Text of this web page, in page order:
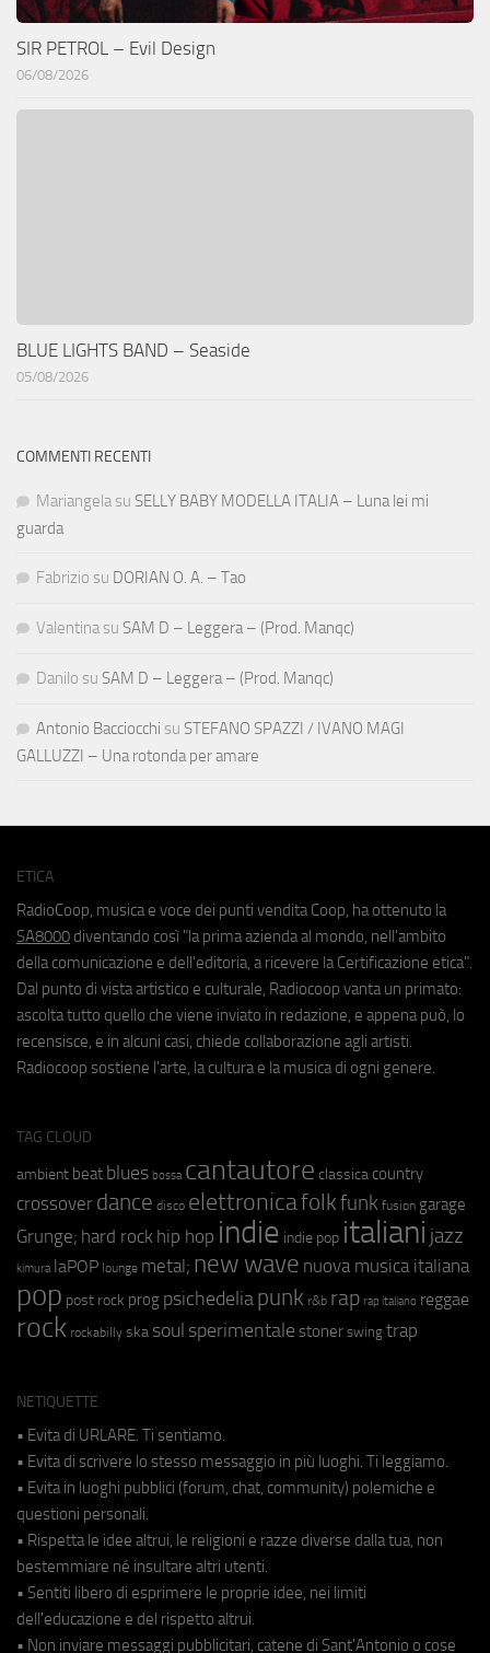
SIR PETROL – Evil Design
06/08/2026
BLUE LIGHTS BAND – Seaside
05/08/2026
COMMENTI RECENTI
Mariangela su SELLY BABY MODELLA ITALIA – Luna lei mi
guarda
Fabrizio su DORIAN O. A. – Tao
Valentina su SAM D – Leggera – (Prod. Manqc)
Danilo su SAM D – Leggera – (Prod. Manqc)
Antonio Bacciocchi su STEFANO SPAZZI / IVANO MAGI
GALLUZZI – Una rotonda per amare
ETICA
RadioCoop, musica e voce dei punti vendita Coop, ha ottenuto la
SA8000 diventando così "la prima azienda al mondo, nell'ambito
della comunicazione e dell'editoria, a ricevere la Certificazione etica".
Dal punto di vista artistico e culturale, Radiocoop vanta un primato:
ascolta tutto quello che viene inviato in redazione, e appena può, lo
recensisce, e in alcuni casi, chiede collaborazione agli artisti.
Radiocoop sostiene l'arte, la cultura e la musica di ogni genere.
TAG CLOUD
ambient beat blues bossa cantautore classica country
crossover dance disco elettronicafolkfunk fusion garage
Grunge; hard rock hip hop indie indie pop italiani jazz
kimura laPOP lounge metal; new wave nuova musica italiana
pop post rock prog psichedeliapunk r&b rap rap italiano reggae
rock rockabilly ska soul sperimentale stoner swing trap
NETIQUETTE
• Evita di URLARE. Ti sentiamo.
• Evita di scrivere lo stesso messaggio in più luoghi. Ti leggiamo.
• Evita in luoghi pubblici (forum, chat, community) polemiche e
questioni personali.
• Rispetta le idee altrui, le religioni e razze diverse dalla tua, non
bestemmiare né insultare altri utenti.
• Sentiti libero di esprimere le proprie idee, nei limiti
dell'educazione e del rispetto altrui.
• Non inviare messaggi pubblicitari, catene di Sant'Antonio o cose